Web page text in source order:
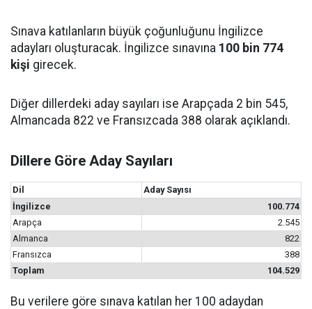
Sınava katılanların büyük çoğunluğunu İngilizce
adayları oluşturacak. İngilizce sınavına 100 bin 774
kişi girecek.
Diğer dillerdeki aday sayıları ise Arapçada 2 bin 545,
Almancada 822 ve Fransızcada 388 olarak açıklandı.
Dillere Göre Aday Sayıları
Dil
Aday Sayısı
İngilizce
100.774
Arapça
2.545
Almanca
822
Fransızca
388
Toplam
104.529
Bu verilere göre sınava katılan her 100 adaydan